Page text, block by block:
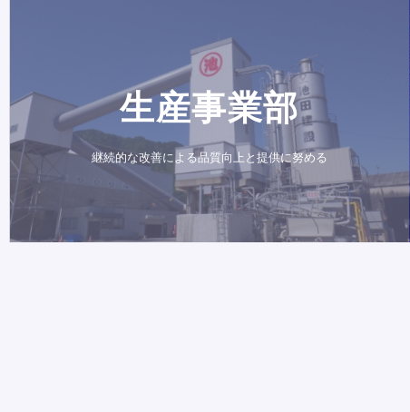
生産事業部
継続的な改善による品質向上と提供に努める